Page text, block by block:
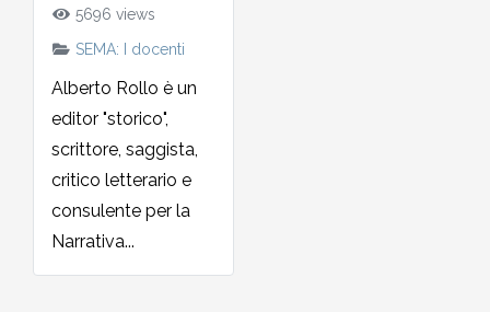
5696 views
SEMA: I docenti
Alberto Rollo è un
editor "storico",
scrittore, saggista,
critico letterario e
consulente per la
Narrativa...